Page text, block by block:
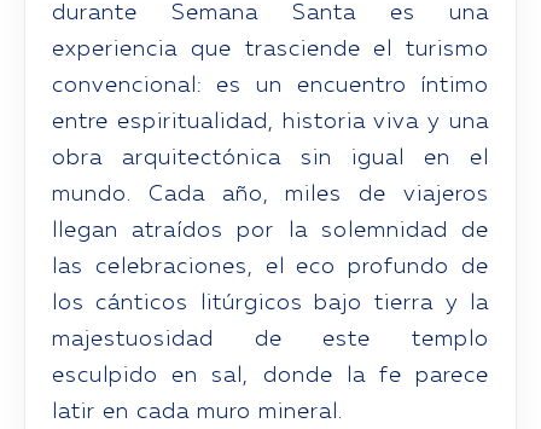
durante Semana Santa es una
experiencia que trasciende el turismo
convencional: es un encuentro íntimo
entre espiritualidad, historia viva y una
obra arquitectónica sin igual en el
mundo. Cada año, miles de viajeros
llegan atraídos por la solemnidad de
las celebraciones, el eco profundo de
los cánticos litúrgicos bajo tierra y la
majestuosidad de este templo
esculpido en sal, donde la fe parece
latir en cada muro mineral.